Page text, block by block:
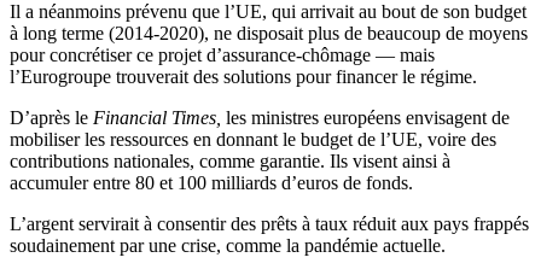
Il a néanmoins prévenu que l’UE, qui arrivait au bout de son budget
à long terme (2014-2020), ne disposait plus de beaucoup de moyens
pour concrétiser ce projet d’assurance-chômage — mais
l’Eurogroupe trouverait des solutions pour financer le régime.
D’après le Financial Times, les ministres européens envisagent de
mobiliser les ressources en donnant le budget de l’UE, voire des
contributions nationales, comme garantie. Ils visent ainsi à
accumuler entre 80 et 100 milliards d’euros de fonds.
L’argent servirait à consentir des prêts à taux réduit aux pays frappés
soudainement par une crise, comme la pandémie actuelle.